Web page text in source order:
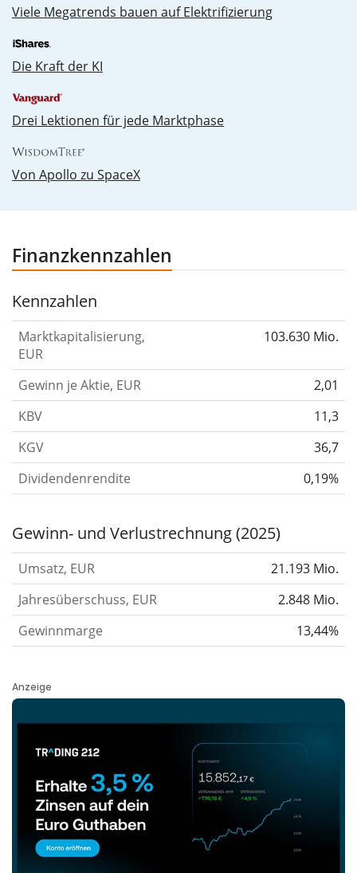
Vie­le Me­ga­trends bau­en auf Elek­tri­fi­zie­rung
Die Kraft der KI
Drei Lektionen für jede Marktphase
Von Apollo zu SpaceX
Finanzkennzahlen
Kennzahlen
Marktkapitalisierung,
EUR
103.630 Mio.
Gewinn je Aktie, EUR
2,01
KBV
11,3
KGV
36,7
Dividendenrendite
0,19%
Gewinn- und Verlustrechnung (2025)
Umsatz, EUR
21.193 Mio.
Jahresüberschuss, EUR
2.848 Mio.
Gewinnmarge
13,44%